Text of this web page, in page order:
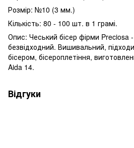
Розмір: №10 (3 мм.)
Кількість: 80 - 100 шт. в 1 грамі.
Опис: Чеський бісер фірми Preciosa
безвідходний. Вишивальний,
бісером, бісероплетіння,
Aida 14.
Відгуки